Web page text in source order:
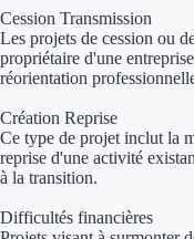
Cession Transmission
Les projets de cession ou
propriétaire d'une
réorientation
Création Reprise
Ce type de projet inclut la
reprise d'une activité
à la transition.
Difficultés financières